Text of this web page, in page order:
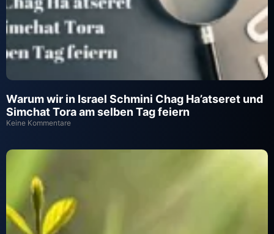
Warum wir in Israel Schmini Chag Ha’atseret und
Simchat Tora am selben Tag feiern
Keine Kommentare